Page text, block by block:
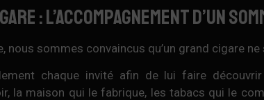
: l’accompagnement d’un
nous sommes convaincus qu’un grand cigare
chaque invité afin de lui faire
la maison qui le fabrique, les tabacs qui le